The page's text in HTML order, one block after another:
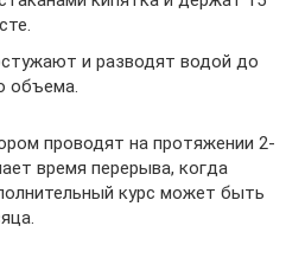
и разводят водой до
объема.
проводят на протяжении 2-
время перерыва, когда
курс может быть